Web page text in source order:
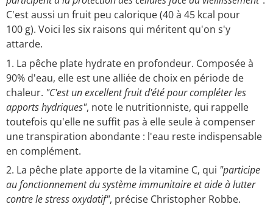
C'est aussi un fruit peu calorique (40 à 45 kcal pour
100 g). Voici les six raisons qui méritent qu'on s'y
attarde.
La pêche plate hydrate en profondeur. Composée à
90% d'eau, elle est une alliée de choix en période de
chaleur. "C'est un excellent fruit d'été pour compléter les
apports hydriques", note le nutritionniste, qui rappelle
toutefois qu'elle ne suffit pas à elle seule à compenser
une transpiration abondante : l'eau reste indispensable
en complément.
La pêche plate apporte de la vitamine C, qui "participe
au fonctionnement du système immunitaire et aide à lutter
contre le stress oxydatif", précise Christopher Robbe.